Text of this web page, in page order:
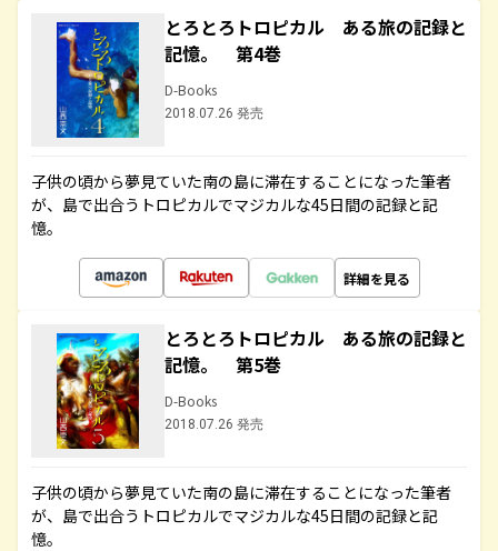
とろとろトロピカル ある旅の記録と
記憶。 第4巻
D-Books
2018.07.26 発売
子供の頃から夢見ていた南の島に滞在することになった筆者
が、島で出合うトロピカルでマジカルな45日間の記録と記
憶。
詳細を見る
とろとろトロピカル ある旅の記録と
記憶。 第5巻
D-Books
2018.07.26 発売
子供の頃から夢見ていた南の島に滞在することになった筆者
が、島で出合うトロピカルでマジカルな45日間の記録と記
憶。